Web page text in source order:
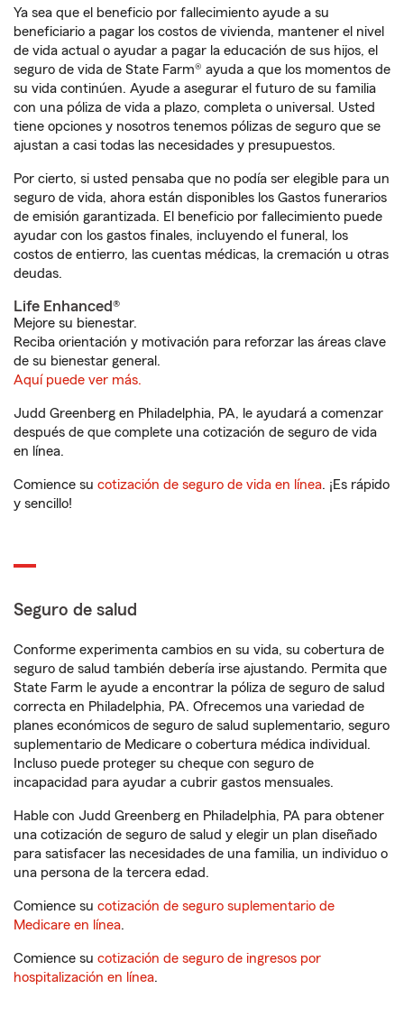
Ya sea que el beneficio por fallecimiento ayude a su
beneficiario a pagar los costos de vivienda, mantener el nivel
de vida actual o ayudar a pagar la educación de sus hijos, el
seguro de vida de State Farm® ayuda a que los momentos de
su vida continúen. Ayude a asegurar el futuro de su familia
con una póliza de vida a plazo, completa o universal. Usted
tiene opciones y nosotros tenemos pólizas de seguro que se
ajustan a casi todas las necesidades y presupuestos.
Por cierto, si usted pensaba que no podía ser elegible para un
seguro de vida, ahora están disponibles los Gastos funerarios
de emisión garantizada. El beneficio por fallecimiento puede
ayudar con los gastos finales, incluyendo el funeral, los
costos de entierro, las cuentas médicas, la cremación u otras
deudas.
Life Enhanced®
Mejore su bienestar.
Reciba orientación y motivación para reforzar las áreas clave
de su bienestar general.
Aquí puede ver más.
Judd Greenberg en Philadelphia, PA, le ayudará a comenzar
después de que complete una cotización de seguro de vida
en línea.
Comience su cotización de seguro de vida en línea. ¡Es rápido
y sencillo!
Seguro de salud
Conforme experimenta cambios en su vida, su cobertura de
seguro de salud también debería irse ajustando. Permita que
State Farm le ayude a encontrar la póliza de seguro de salud
correcta en Philadelphia, PA. Ofrecemos una variedad de
planes económicos de seguro de salud suplementario, seguro
suplementario de Medicare o cobertura médica individual.
Incluso puede proteger su cheque con seguro de
incapacidad para ayudar a cubrir gastos mensuales.
Hable con Judd Greenberg en Philadelphia, PA para obtener
una cotización de seguro de salud y elegir un plan diseñado
para satisfacer las necesidades de una familia, un individuo o
una persona de la tercera edad.
Comience su cotización de seguro suplementario de
Medicare en línea.
Comience su cotización de seguro de ingresos por
hospitalización en línea.